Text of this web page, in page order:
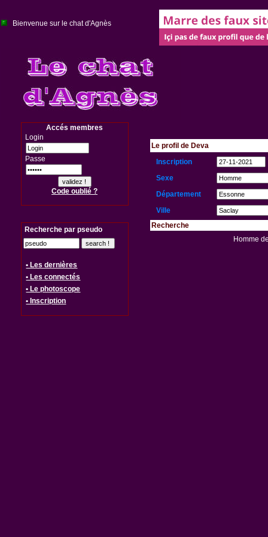
Bienvenue sur le chat d'Agnès
Accés membres
Login
Passe
Code oublié ?
Recherche par pseudo
• Les dernières
• Les connectés
• Le photoscope
• Inscription
Le profil de Deva
Inscription
Sexe
Département
Ville
Recherche
Homme